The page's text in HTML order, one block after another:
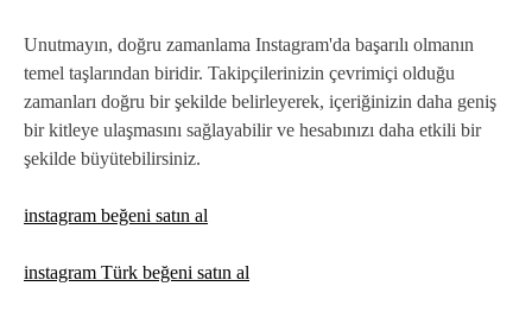
Unutmayın, doğru zamanlama Instagram'da başarılı olmanın
temel taşlarından biridir. Takipçilerinizin çevrimiçi olduğu
zamanları doğru bir şekilde belirleyerek, içeriğinizin daha geniş
bir kitleye ulaşmasını sağlayabilir ve hesabınızı daha etkili bir
şekilde büyütebilirsiniz.
instagram beğeni satın al
instagram Türk beğeni satın al